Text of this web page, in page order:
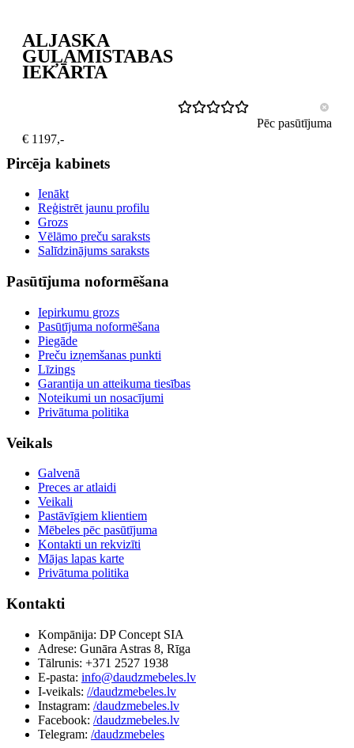
ALJASKA
GUĻAMISTABAS
IEKĀRTA
Pēc pasūtījuma
€ 1197,-
Pircēja kabinets
Ienākt
Reģistrēt jaunu profilu
Grozs
Vēlāmo preču saraksts
Salīdzinājums saraksts
Pasūtījuma noformēšana
Iepirkumu grozs
Pasūtījuma noformēšana
Piegāde
Preču izņemšanas punkti
Līzings
Garantija un atteikuma tiesības
Noteikumi un nosacījumi
Privātuma politika
Veikals
Galvenā
Preces ar atlaidi
Veikali
Pastāvīgiem klientiem
Mēbeles pēc pasūtījuma
Kontakti un rekvizīti
Mājas lapas karte
Privātuma politika
Kontakti
Kompānija: DP Concept SIA
Adrese: Gunāra Astras 8, Rīga
Tālrunis: +371 2527 1938
E-pasta: info@daudzmebeles.lv
I-veikals: //daudzmebeles.lv
Instagram: /daudzmebeles.lv
Facebook: /daudzmebeles.lv
Telegram: /daudzmebeles